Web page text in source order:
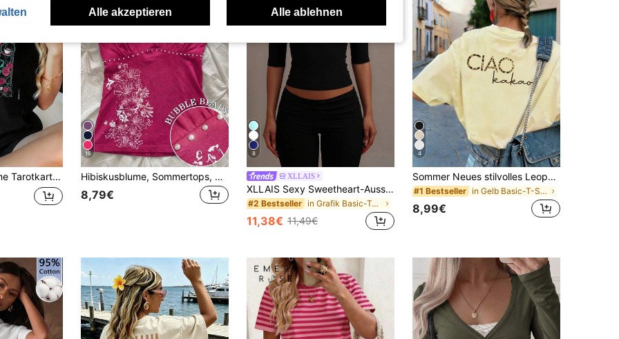
Motiv, 100% Baumwolle, Damen, Weiß
16
Hibiskusblume, Sommertops, Sommeroutfits für Frauen, Strandoutfits für Frauen, Lässig Blusen für Frauen
8,79€
8
XLLAIS
XLLAIS Sexy Sweetheart-Ausschnitt Yoga Basic hohe Elastizität nacktes Gefühl Slim Fit Kurzarm Schwarz Sommer Sport T-Shirt Lässig, Athleisure
#2 Bestseller in Grafik Basic-T-Shirts
11,38€ 11,49€
4
Sommer Neues stilvolles Leopardenmuster Buchstaben lässig Rundhals Kurzarm T-Shirt, modisches vielseitiges T-Shirt für Frauen Gelb
#1 Bestseller in Gelb Basic-T-Shirts
8,99€
Alle akzeptieren Alle ablehnen